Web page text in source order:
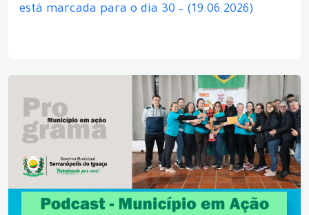
está marcada para o dia 30 – (19.06.2026)